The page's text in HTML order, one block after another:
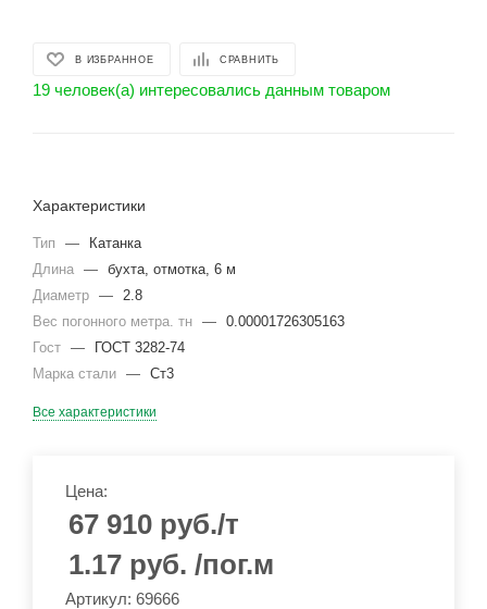
В ИЗБРАННОЕ СРАВНИТЬ
19 человек(а) интересовались данным товаром
Характеристики
Тип —
Катанка
Длина — бухта, отмотка, 6 м
Диаметр — 2.8
Вес погонного метра. тн — 0.00001726305163
Гост —
ГОСТ 3282-74
Марка стали — Ст3
Все характеристики
Цена:
67 910 руб./т
1.17 руб. /пог.м
Артикул: 69666